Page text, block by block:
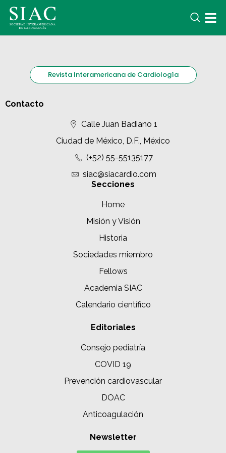
Revista Interamericana de Cardiología
Contacto
Calle Juan Badiano 1
Ciudad de México, D.F., México
(+52) 55-55135177
siac@siacardio.com
Secciones
Home
Misión y Visión
Historia
Sociedades miembro
Fellows
Academia SIAC
Calendario científico
Editoriales
Consejo pediatría
COVID 19
Prevención cardiovascular
DOAC
Anticoagulación
Newsletter